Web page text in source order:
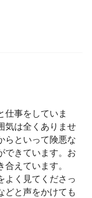
仕事をしていま
気は全くありませ
らといって険悪な
できています。お
えています。
よく見てくださっ
どと声をかけても